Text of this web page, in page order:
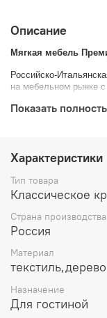
Описание
Мягкая мебель
Российско-
на мебельном рынке
репутации и высокого
Показать
Характеристики
Тип товара
Классическое
Страна производства
Россия
Материал
текстиль,дерево
Назначение
Для гостиной